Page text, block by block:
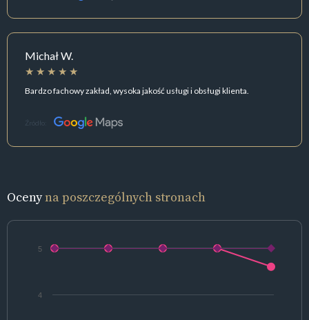
Michał W.
Bardzo fachowy zakład, wysoka jakość usługi i obsługi klienta.
Źródło:
Ocenyna poszczególnych stronach
4
5